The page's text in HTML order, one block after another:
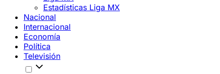
Estadísticas Liga MX
Nacional
Internacional
Economía
Política
Televisión